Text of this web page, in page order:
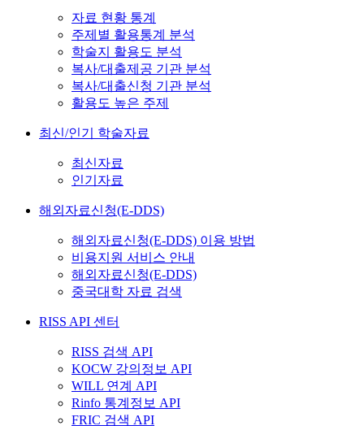
자료 현황 통계
주제별 활용통계 분석
학술지 활용도 분석
복사/대출제공 기관 분석
복사/대출신청 기관 분석
활용도 높은 주제
최신/인기 학술자료
최신자료
인기자료
해외자료신청(E-DDS)
해외자료신청(E-DDS) 이용 방법
비용지원 서비스 안내
해외자료신청(E-DDS)
중국대학 자료 검색
RISS API 센터
RISS 검색 API
KOCW 강의정보 API
WILL 연계 API
Rinfo 통계정보 API
FRIC 검색 API